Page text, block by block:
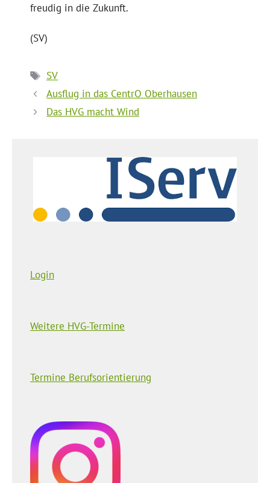
freudig in die Zukunft.
(SV)
Schlagwörter
SV
Ausflug in das CentrO Oberhausen
Das HVG macht Wind
Login
Weitere HVG-Termine
Termine Berufsorientierung